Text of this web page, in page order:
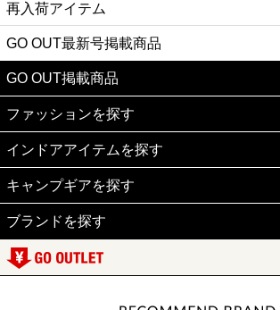
再入荷アイテム
GO OUT最新号掲載商品
GO OUT掲載商品
ファッションを探す
インドアアイテムを探す
キャンプギアを探す
ブランドを探す